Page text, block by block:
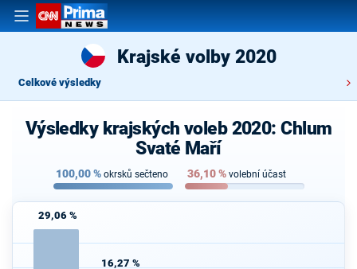
Krajské volby 2020
Celkové výsledky
Výsledky krajských voleb 2020: Chlum
Svaté Maří
100,00% okrsků sečteno 36,10% volební účast
29,06 %
16,27 %